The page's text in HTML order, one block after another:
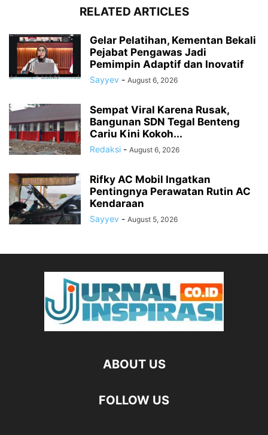
RELATED ARTICLES
Gelar Pelatihan, Kementan Bekali
Pejabat Pengawas Jadi
Pemimpin Adaptif dan Inovatif
Sayyev - August 6, 2026
Sempat Viral Karena Rusak,
Bangunan SDN Tegal Benteng
Cariu Kini Kokoh...
Redaksi - August 6, 2026
Rifky AC Mobil Ingatkan
Pentingnya Perawatan Rutin AC
Kendaraan
Sayyev - August 5, 2026
ABOUT US
FOLLOW US